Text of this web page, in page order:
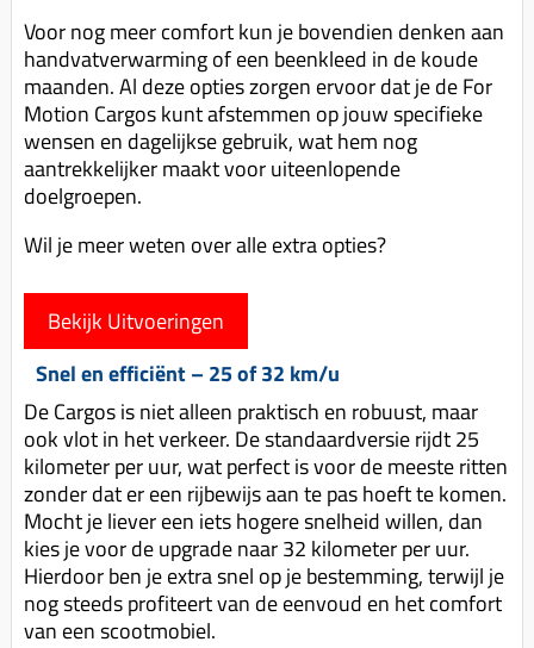
Voor nog meer comfort kun je bovendien denken aan
handvatverwarming of een beenkleed in de koude
maanden. Al deze opties zorgen ervoor dat je de For
Motion Cargos kunt afstemmen op jouw specifieke
wensen en dagelijkse gebruik, wat hem nog
aantrekkelijker maakt voor uiteenlopende
doelgroepen.
Wil je meer weten over alle extra opties?
Bekijk Uitvoeringen
Snel en efficiënt – 25 of 32 km/u
De Cargos is niet alleen praktisch en robuust, maar
ook vlot in het verkeer. De standaardversie rijdt 25
kilometer per uur, wat perfect is voor de meeste ritten
zonder dat er een rijbewijs aan te pas hoeft te komen.
Mocht je liever een iets hogere snelheid willen, dan
kies je voor de upgrade naar 32 kilometer per uur.
Hierdoor ben je extra snel op je bestemming, terwijl je
nog steeds profiteert van de eenvoud en het comfort
van een scootmobiel.